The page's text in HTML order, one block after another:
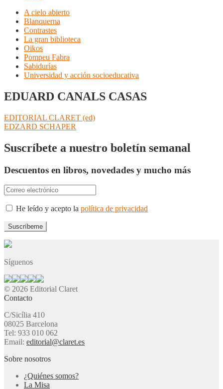
A cielo abierto
Blanquerna
Contrastes
La gran biblioteca
Oikos
Pompeu Fabra
Sabidurías
Universidad y acción socioeducativa
EDUARD CANALS CASAS
Navegación
de
entradas
Anterior:
EDITORIAL CLARET (ed)
Siguiente:
EDZARD SCHAPER
Suscríbete a nuestro boletín semanal
Descuentos en libros, novedades y mucho más
He leído y acepto la política de privacidad
Síguenos
© 2026 Editorial Claret
Contacto
C/Sicília 410
08025 Barcelona
Tel: 933 010 062
Email: editorial@claret.es
Sobre nosotros
¿Quiénes somos?
La Misa